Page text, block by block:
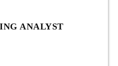
ANALYST